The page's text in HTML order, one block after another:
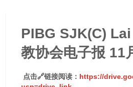
PIBG SJK(C)
教协会电子报 11
点击🔗链接阅读： https://